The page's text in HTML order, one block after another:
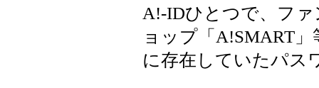
A!-IDひとつで、フ
ョップ「A!SMART
に存在していたパス